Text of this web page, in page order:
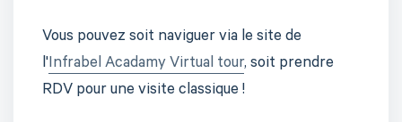
Vous pouvez soit naviguer via le site de
l'Infrabel Acadamy Virtual tour, soit prendre
RDV pour une visite classique !